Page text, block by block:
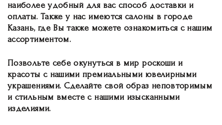
наиболее удобный для вас способ доставки и
оплаты. Также у нас имеются салоны в городе
Казань, где Вы также можете ознакомиться с нашим
ассортиментом.
Позвольте себе окунуться в мир роскоши и
красоты с нашими премиальными ювелирными
украшениями. Сделайте свой образ неповторимым
и стильным вместе с нашими изысканными
изделиями.